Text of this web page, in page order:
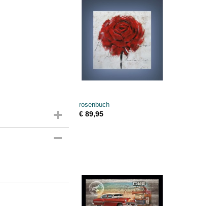
rosenbuch
€ 89,95